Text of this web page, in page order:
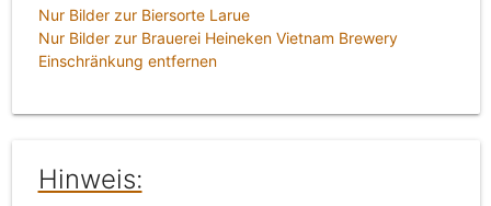
Nur Bilder zur Biersorte Larue
Nur Bilder zur Brauerei Heineken Vietnam Brewery
Einschränkung entfernen
Hinweis: